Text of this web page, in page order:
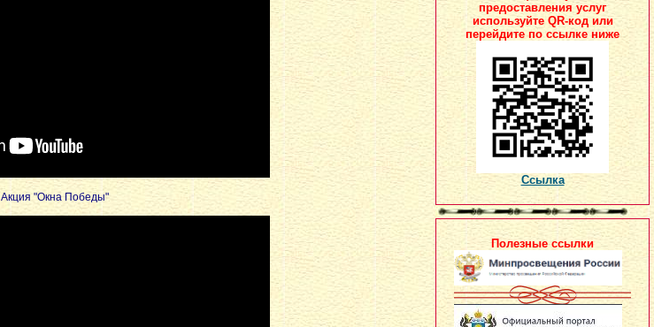
Акция "Окна Победы"
предоставления услуг
используйте QR-код или
перейдите по ссылке ниже
Ссылка
Полезные ссылки